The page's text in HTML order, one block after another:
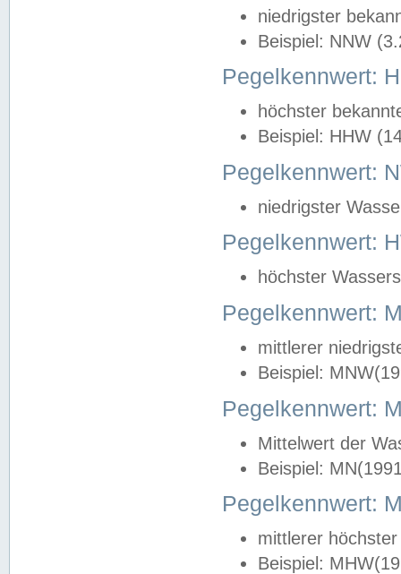
niedrigster
Beispiel: NNW
Pegelkennwert:
höchster
Beispiel: HHW
Pegelkennwert:
niedrigster
Pegelkennwert:
höchster
Pegelkennwert:
mittlerer
Beispiel:
Pegelkennwert:
Mittelwert der
Beispiel:
Pegelkennwert:
mittlerer
Beispiel: